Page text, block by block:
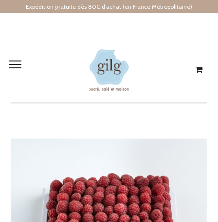
Expédition gratuite dès 80€ d’achat (en France Métropolitaine)